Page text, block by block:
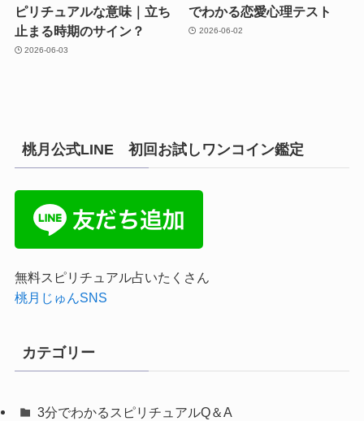
ピリチュアルな意味｜立ち
止まる時期のサイン？
2026-06-03
でわかる恋愛心理テスト
2026-06-02
桃月公式LINE 初回お試しワンコイン鑑定
無料スピリチュアル占いたくさん
桃月じゅんSNS
カテゴリー
3分でわかるスピリチュアルQ＆A